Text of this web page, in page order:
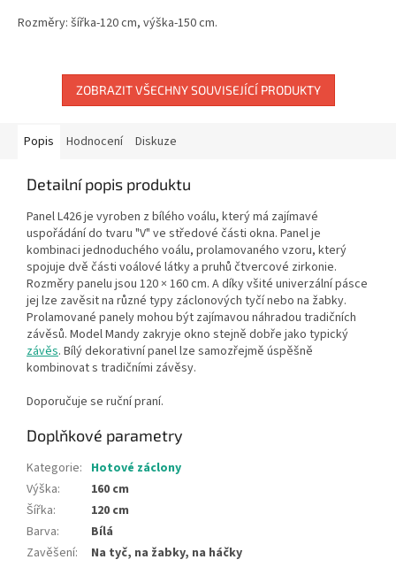
Rozměry: šířka-120 cm, výška-150 cm.
ZOBRAZIT VŠECHNY SOUVISEJÍCÍ PRODUKTY
Popis Hodnocení Diskuze
Detailní popis produktu
PanelL426je vyroben z bílého voálu, který má zajímavé
uspořádání do tvaru "V" ve středové části okna. Panel je
kombinaci jednoduchého voálu, prolamovaného vzoru, který
spojuje dvě části voálové látky a pruhů čtvercové zirkonie.
Rozměry panelu jsou 120 × 160 cm. A díky všité univerzální pásce
jej lze zavěsit na různé typy záclonových tyčí nebo na žabky.
Prolamované panely mohou být zajímavou náhradou tradičních
závěsů. Model Mandy zakryje okno stejně dobře jako typický
závěs. Bílý dekorativní panel lze samozřejmě úspěšně
kombinovat s tradičními závěsy.
Doporučuje se ruční praní.
Doplňkové parametry
Kategorie: Hotové záclony
Výška:
160 cm
Šířka:
120 cm
Barva:
Bílá
Zavěšení: Na tyč, na žabky, na háčky